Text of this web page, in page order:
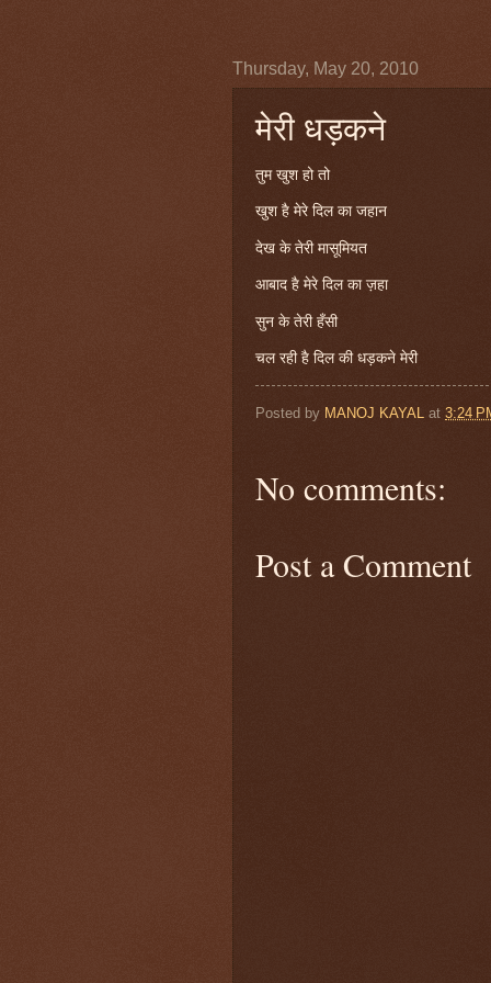
Thursday, May 20, 2010
मेरी धड़कने
तुम खुश हो तो
खुश है मेरे दिल का जहान
देख के तेरी मासूमियत
आबाद है मेरे दिल का ज़हा
सुन के तेरी हँसी
चल रही है दिल की धड़कने मेरी
Posted by MANOJ KAYAL at 3:24
No comments:
Post a Comment